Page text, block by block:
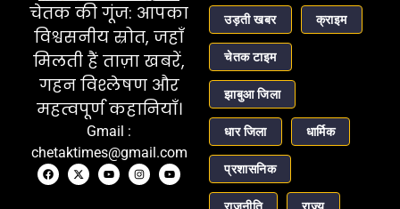
चेतक की गूंज: आपका
विश्वसनीय स्रोत, जहाँ
मिलती हैं ताज़ा खबरें,
गहन विश्लेषण और
महत्वपूर्ण कहानियाँ।
Gmail :
chetaktimes@gmail.com
उड़ती खबर क्राइम
चेतक टाइम
झाबुआ जिला
धार जिला धार्मिक
प्रशासनिक
राजनीति राज्य